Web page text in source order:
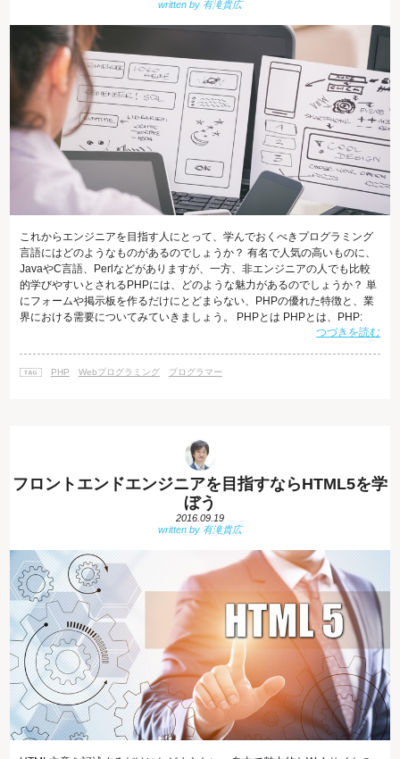
これからエンジニアを目指す人にとって、学んでおくべきプログラミング
言語にはどのようなものがあるのでしょうか？ 有名で人気の高いものに、
JavaやC言語、Perlなどがありますが、一方、非エンジニアの人でも比較
的学びやすいとされるPHPには、どのような魅力があるのでしょうか？ 単
にフォームや掲示板を作るだけにとどまらない、PHPの優れた特徴と、業
界における需要についてみていきましょう。 PHPとは PHPとは、PHP:
Hypertext Preprocessorの略で、動的なWebページを作成するためのプロ
初めての登場は古く、1995年にさかのぼります。 Webサイトには、更新が
ない限りは常に同じ情報を表示する「静的ペ
つづきを読む
PHP Webプログラミング プログラマー
フロントエンドエンジニアを目指すならHTML5を学
ぼう
2016.09.19